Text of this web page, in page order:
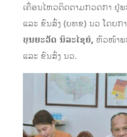
ເຄື່ອນໄຫວຕິດຕາມກວດກາ ຢູ່
ແລະ ຂົນສົ່ງ (ຍທຂ) ນວ ໂດຍກ
ບຸນຍະວັດ ນິລະໄຊຍ໌, ຫົວໜ້າພ
ແລະ ຂົນສົ່ງ ນວ.